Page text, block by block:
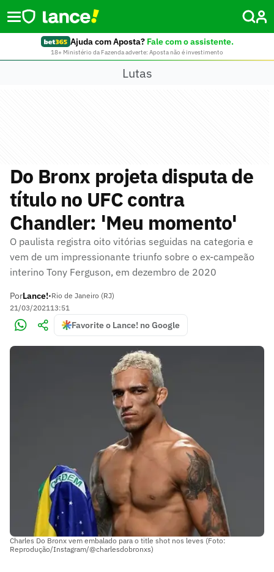
Ajuda com Aposta? Fale com o assistente.
18+ Ministério da Fazenda adverte: Aposta não é investimento
Lutas
Do Bronx projeta disputa de
título no UFC contra
Chandler: 'Meu momento'
O paulista registra oito vitórias seguidas na categoria e
vem de um impressionante triunfo sobre o ex-campeão
interino Tony Ferguson, em dezembro de 2020
PorLance!•Rio de Janeiro (RJ)
21/03/202113:51
Favorite o Lance! no Google
Charles Do Bronx vem embalado para o title shot nos leves (Foto:
Reprodução/Instagram/@charlesdobronxs)